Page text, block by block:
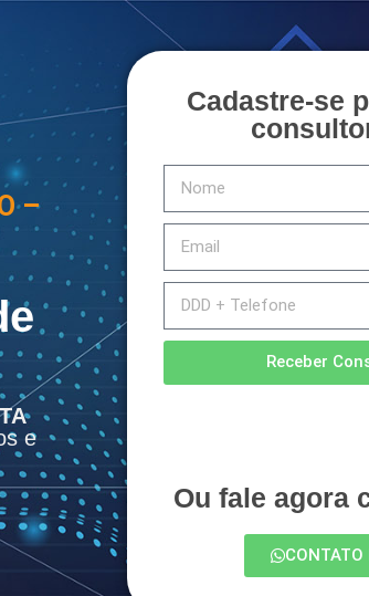
–
e
Cadastre-se
Receber
Ou fale agora
CONTATO